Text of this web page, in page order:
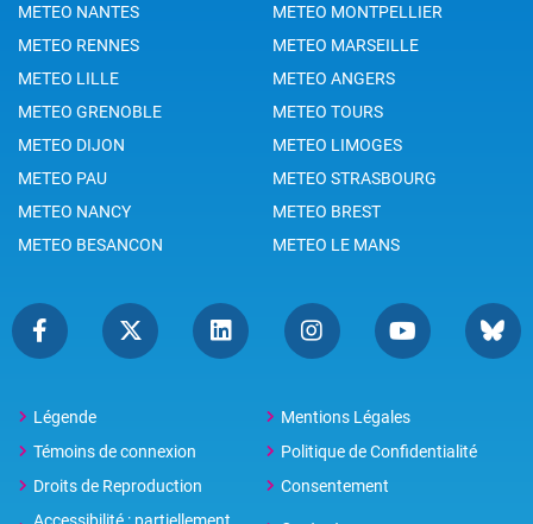
METEO NANTES
METEO MONTPELLIER
METEO RENNES
METEO MARSEILLE
METEO LILLE
METEO ANGERS
METEO GRENOBLE
METEO TOURS
METEO DIJON
METEO LIMOGES
METEO PAU
METEO STRASBOURG
METEO NANCY
METEO BREST
METEO BESANCON
METEO LE MANS
Légende
Mentions Légales
Témoins de connexion
Politique de Confidentialité
Droits de Reproduction
Consentement
Accessibilité : partiellement